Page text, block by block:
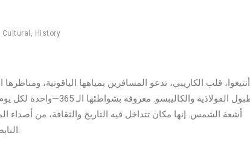
Cultural History
أنتيغوا، قلب الكاريبي، تدعو المسافرين بمياهها الياقوتية،
الطبول الفولاذية
أشعة الشمس. إنها مكان تتداخل فيه التاريخ والثقافة، من
النابضة بالحياة للثقافة الأنتيغوانية خلال الكرنفال الشهير.